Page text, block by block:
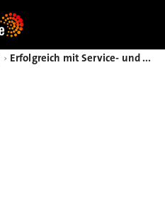
Erfolgreich mit Service- und Supportlösungen für Inspektionssysteme